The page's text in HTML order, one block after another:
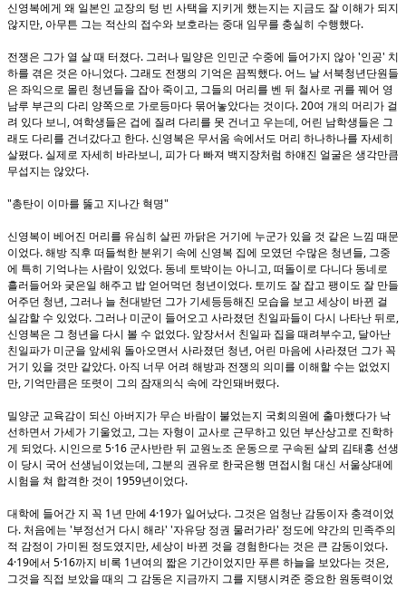
신영복에게 왜 일본인 교장의 텅 빈 사택을 지키게 했는지는 지금도 잘 이해가 되지
않지만, 아무튼 그는 적산의 접수와 보호라는 중대 임무를 충실히 수행했다.
전쟁은 그가 열 살 때 터졌다. 그러나 밀양은 인민군 수중에 들어가지 않아 '인공' 치
하를 겪은 것은 아니었다. 그래도 전쟁의 기억은 끔찍했다. 어느 날 서북청년단원들
은 좌익으로 몰린 청년들을 잡아 죽이고, 그들의 머리를 벤 뒤 철사로 귀를 꿰어 영
남루 부근의 다리 양쪽으로 가로등마다 묶어놓았다는 것이다. 20여 개의 머리가 걸
려 있다 보니 , 여학생들은 겁에 질려 다리를 못 건너고 우는데 , 어린 남학생들은 그
래도 다리를 건너갔다고 한다. 신영복은 무서움 속에서도 머리 하나하나를 자세히
살폈다. 실제로 자세히 바라보니 , 피가 다 빠져 백지장처럼 하얘진 얼굴은 생각만큼
무섭지는 않았다.
"총탄이 이마를 뚫고 지나간 혁명"
신영복이 베어진 머리를 유심히 살핀 까닭은 거기에 누군가 있을 것 같은 느낌 때문
이었다. 해방 직후 떠들썩한 분위기 속에 신영복 집에 모였던 수많은 청년들, 그중
에 특히 기억나는 사람이 있었다. 동네 토박이는 아니고, 떠돌이로 다니다 동네로
흘러들어와 궂은일 해주고 밥 얻어먹던 청년이었다. 토끼도 잘 잡고 팽이도 잘 만들
어주던 청년 , 그러나 늘 천대받던 그가 기세등등해진 모습을 보고 세상이 바뀐 걸
실감할 수 있었다. 그러나 미군이 들어오고 사라졌던 친일파들이 다시 나타난 뒤로,
신영복은 그 청년을 다시 볼 수 없었다. 앞장서서 친일파 집을 때려부수고, 달아난
친일파가 미군을 앞세워 돌아오면서 사라졌던 청년 , 어린 마음에 사라졌던 그가 꼭
거기 있을 것만 같았다. 아직 너무 어려 해방과 전쟁의 의미를 이해할 수는 없었지
만, 기억만큼은 또렷이 그의 잠재의식 속에 각인돼버렸다.
밀양군 교육감이 되신 아버지가 무슨 바람이 불었는지 국회의원에 출마했다가 낙
선하면서 가세가 기울었고, 그는 자형이 교사로 근무하고 있던 부산상고로 진학하
게 되었다. 시인으로 5·16 군사반란 뒤 교원노조 운동으로 구속된 살뫼 김태홍 선생
이 당시 국어 선생님이었는데 , 그분의 권유로 한국은행 면접시험 대신 서울상대에
시험을 쳐 합격한 것이 1959년이었다.
대학에 들어간 지 꼭 1 년 만에 4·19가 일어났다. 그것은 엄청난 감동이자 충격이었
다. 처음에는 '부정선거 다시 해라' '자유당 정권 물러가라' 정도에 약간의 민족주의
적 감정이 가미된 정도였지만, 세상이 바뀐 것을 경험한다는 것은 큰 감동이었다.
4·19에서 5·16까지 비록 1 년여의 짧은 기간이었지만 푸른 하늘을 보았다는 것은,
그것을 직접 보았을 때의 그 감동은 지금까지 그를 지탱시켜준 중요한 원동력이었